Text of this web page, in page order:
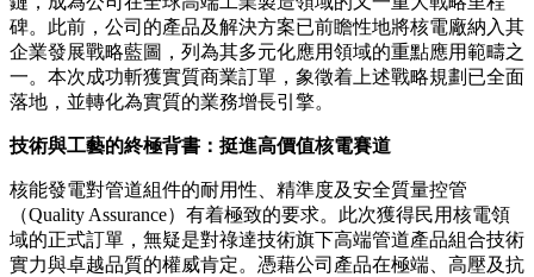
碑。此前，公司的產品及解決方案已前瞻性地將核電廠納入其
企業發展戰略藍圖，列為其多元化應用領域的重點應用範疇之
一。本次成功斬獲實質商業訂單，象徵着上述戰略規劃已全面
落地，並轉化為實質的業務增長引擎。
技術與工藝的終極背書：挺進高價值核電賽道
核能發電對管道組件的耐用性、精準度及安全質量控管
（Quality Assurance）有着極致的要求。此次獲得民用核電領
域的正式訂單，無疑是對祿達技術旗下高端管道產品組合技術
實力與卓越品質的權威肯定。憑藉公司產品在極端、高壓及抗